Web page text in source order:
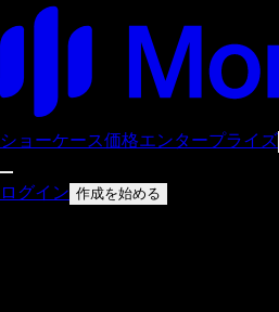
ショーケース価格エンタープライズ
ログイン 作成を始める